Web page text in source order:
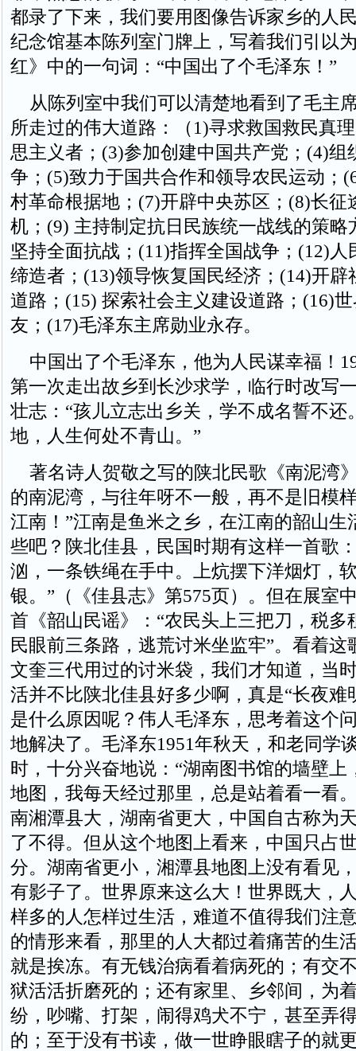
都录了下来，我们要用图像告诉家乡的人
纪念馆基本陈列室门牌上，写着我们引以
红》中的一句词：“中国出了个毛泽东！”
从陈列室中我们可以清楚地看到了毛主
所走过的伟大道路：（1)寻求救国救民真
思主义者；(3)参加创建中国共产党；(4)组
争；(5)致力于国共合作和领导农民运动；
村革命根据地；(7)开辟中央苏区；(8)长征
机；(9) 主持制定抗日民族统一战线的策略
坚持全面抗战；(11)指挥全国战争；(12)人
缔造者；(13)领导恢复国民经济；(14)开辟
道路；(15) 探索社会主义建设道路；(16)
友；(17)毛泽东主席勋业永存。
中国出了个毛泽东，他为人民谋幸福！
第一次走出故乡到长沙求学，临行时改写
壮志：“孩儿立志出乡关，学不成名誓不还
地，人生何处不青山。”
著名诗人贺敬之写的陕北民歌《南泥湾
的南泥湾，与往年呀不一般，再不是旧模
江南！”江南是鱼米之乡，在江南的韶山生
些吧？陕北佳县，民国时期有这样一首歌
汹，一条铁绳在手中。上炕摆下洋烟灯，
银。”（《佳县志》第575页）。但在展室
首《韶山民谣》：“农民头上三把刀，税多
民眼前三条路，逃荒讨米坐监牢”。看着这
文奎三代用过的讨米袋，我们才知道，当
活并不比陕北佳县好多少啊，真是“长夜难
是什么原因呢？伟人毛泽东，思考着这个
地解决了。毛泽东1951年秋天，和老同学
时，十分兴奋地说：“湖南图书馆的墙壁上
地图，我每天经过那里，总是站着看一看
南湘潭县大，湖南省更大，中国自古称为
了不得。但从这个地图上看来，中国只占
分。湖南省更小，湘潭县地图上没有看见
有影子了。世界原来这么大！世界既大，
样多的人怎样过生活，难道不值得我们注
的情形来看，那里的人大都过着痛苦的生
就是挨冻。有无钱治病看着病死的；有交
狱活活折磨死的；还有家里、乡邻间，为
纷，吵嘴、打架，闹得鸡犬不宁，甚至弄
的；至于没有书读，做一世睁眼瞎子的就